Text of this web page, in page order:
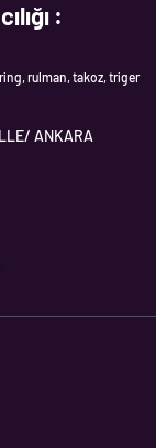
:
rulman, takoz, triger
ANKARA